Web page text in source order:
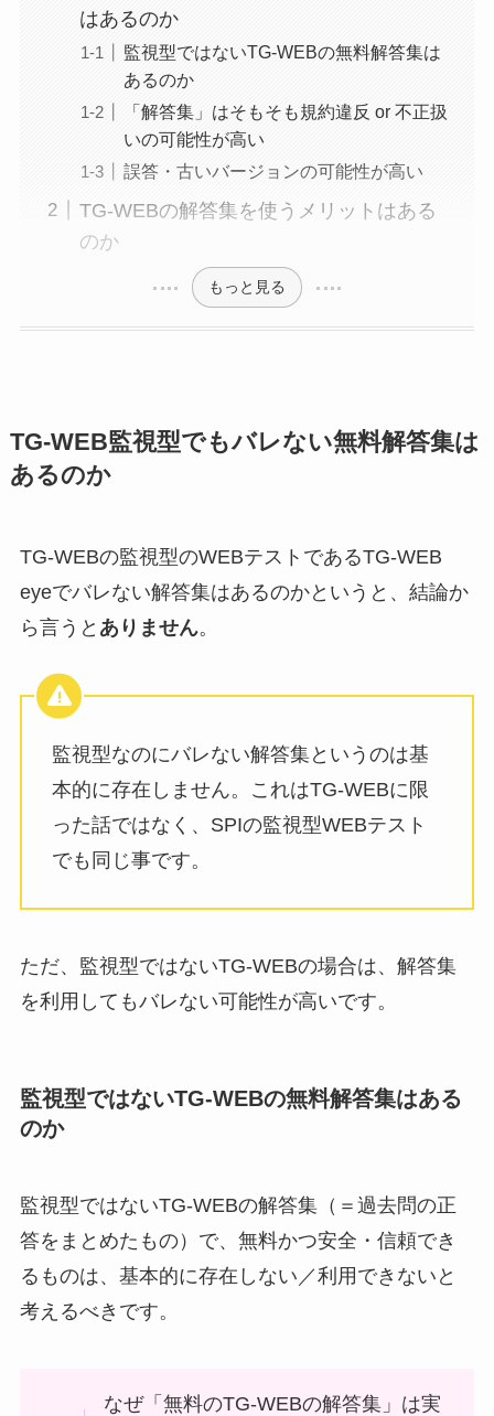
はあるのか
監視型ではないTG-WEBの無料解答集は
あるのか
「解答集」はそもそも規約違反 or 不正扱
いの可能性が高い
誤答・古いバージョンの可能性が高い
TG-WEBの解答集を使うメリットはある
のか
もっと見る
TG-WEB監視型でもバレない無料解答集は
あるのか
TG-WEBの監視型のWEBテストであるTG-WEB
eyeでバレない解答集はあるのかというと、結論か
ら言うと ありません。
監視型なのにバレない解答集というのは基
本的に存在しません。これはTG-WEBに限
った話ではなく、SPIの監視型WEBテスト
でも同じ事です。
ただ、監視型ではないTG-WEBの場合は、解答集
を利用してもバレない可能性が高いです。
監視型ではないTG-WEBの無料解答集はある
のか
監視型ではないTG-WEBの解答集（＝過去問の正
答をまとめたもの）で、無料かつ安全・信頼でき
るものは、基本的に存在しない／利用できないと
考えるべきです。
なぜ「無料のTG-WEBの解答集」は実